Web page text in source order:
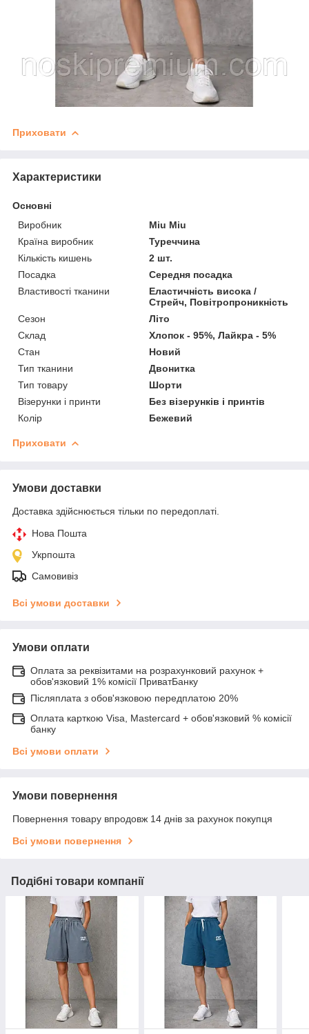
Приховати
Характеристики
Основні
Виробник
Miu Miu
Країна виробник
Туреччина
Кількість кишень
2 шт.
Посадка
Середня посадка
Властивості тканини
Еластичність висока /
Стрейч, Повітропроникність
Сезон
Літо
Склад
Хлопок - 95%, Лайкра - 5%
Стан
Новий
Тип тканини
Двонитка
Тип товару
Шорти
Візерунки і принти
Без візерунків і принтів
Колір
Бежевий
Приховати
Умови доставки
Доставка здійснюється тільки по передоплаті.
Нова Пошта
Укрпошта
Самовивіз
Всі умови доставки
Умови оплати
Оплата за реквізитами на розрахунковий рахунок +
обов'язковий 1% комісії ПриватБанку
Післяплата з обов'язковою передплатою 20%
Оплата карткою Visa, Mastercard + обов'язковий % комісії
банку
Всі умови оплати
Умови повернення
Повернення товару впродовж 14 днів за рахунок покупця
Всі умови повернення
Подібні товари компанії